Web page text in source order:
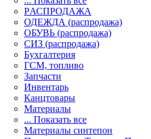
PАСПРОДАЖА
ОДЕЖДА (распродажа)
ОБУВЬ (распродажа)
СИЗ (распродажа)
Бухгалтерия
ГСМ, топливо
Запчасти
Инвентарь
Канцтовары
Материалы
... Показать все
Материалы синтепон